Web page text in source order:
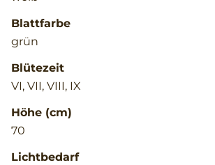
Blattfarbe
grün
Blütezeit
VI, VII, VIII, IX
Höhe (cm)
70
Lichtbedarf